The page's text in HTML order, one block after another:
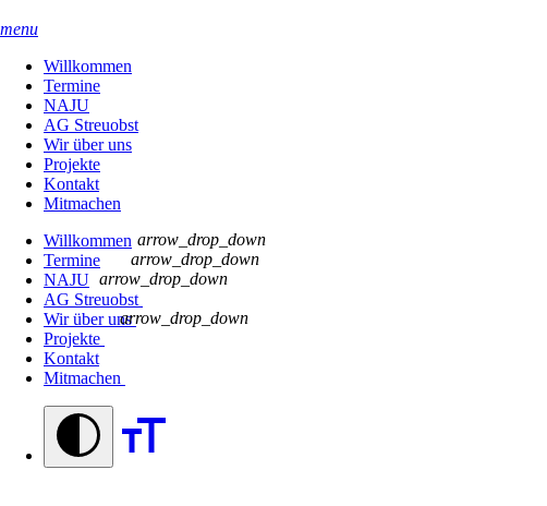
menu
Willkommen
Termine
NAJU
AG Streuobst
Wir über uns
Projekte
Kontakt
Mitmachen
Willkommen
Termine
NAJU
AG Streuobst
arrow_drop_down
Wir über uns
arrow_drop_down
Projekte
arrow_drop_down
Kontakt
Mitmachen
arrow_drop_down